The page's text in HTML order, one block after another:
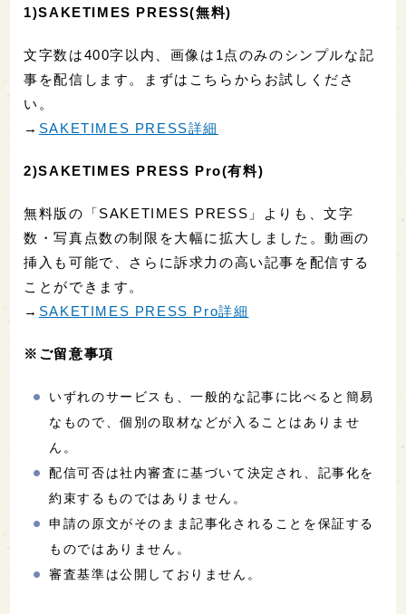
1)SAKETIMES PRESS(無料)
文字数は400字以内、画像は1点のみのシンプルな記
事を配信します。まずはこちらからお試しくださ
い。
→ SAKETIMES PRESS詳細
2)SAKETIMES PRESS Pro(有料)
無料版の「SAKETIMES PRESS」よりも、文字
数・写真点数の制限を大幅に拡大しました。動画の
挿入も可能で、さらに訴求力の高い記事を配信する
ことができます。
→ SAKETIMES PRESS Pro詳細
※ご留意事項
いずれのサービスも、一般的な記事に比べると簡易
なもので、個別の取材などが入ることはありませ
ん。
配信可否は社内審査に基づいて決定され、記事化を
約束するものではありません。
申請の原文がそのまま記事化されることを保証する
ものではありません。
審査基準は公開しておりません。